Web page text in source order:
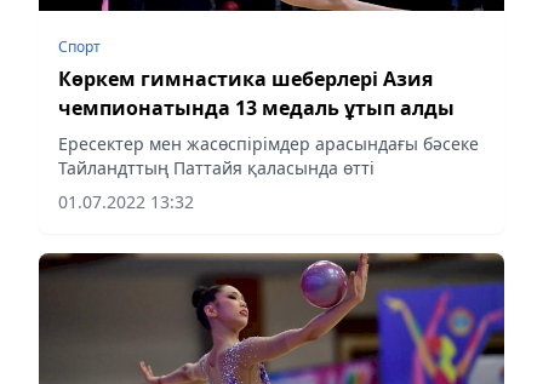
Спорт
Көркем гимнастика шеберлері Азия
чемпионатында 13 медаль ұтып алды
Ересектер мен жасөспірімдер арасындағы бәсеке
Тайландттың Паттайя қаласында өтті
01.07.2022 13:32